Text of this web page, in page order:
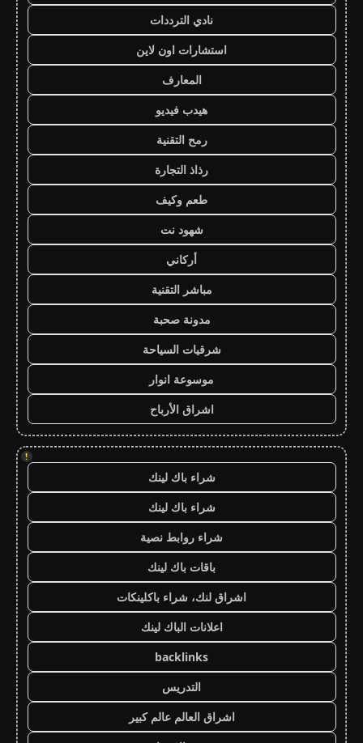
نادي الترددات
استشارات اون لاين
المعارف
هيدب فيديو
رمح التقنية
رذاذ التجارة
طعم وكيف
شهود نت
أركاني
مباشر التقنية
مدونة صحبة
شرقيات السياحة
موسوعة انوار
اشراق الأرباح
!
شراء باك لينك
شراء باك لينك
شراء روابط نصية
باقات باك لينك
اشراق لنك، شراء باكلينكات
اعلانات الباك لينك
backlinks
التدريس
اشراق العالم عالم كبير